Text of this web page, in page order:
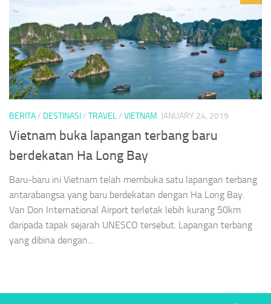
BERITA/ DESTINASI/ TRAVEL/ VIETNAM JANUARY 24, 2019
Vietnam buka lapangan terbang baru
berdekatan Ha Long Bay
Baru-baru ini Vietnam telah membuka satu lapangan terbang
antarabangsa yang baru berdekatan dengan Ha Long Bay.
Van Don International Airport terletak lebih kurang 50km
daripada tapak sejarah UNESCO tersebut. Lapangan terbang
yang dibina dengan...